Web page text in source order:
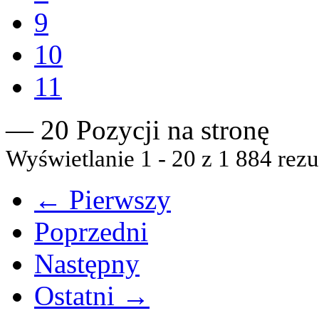
9
10
11
— 20 Pozycji na stronę
Wyświetlanie 1 - 20 z 1 884
← Pierwszy
Poprzedni
Następny
Ostatni →